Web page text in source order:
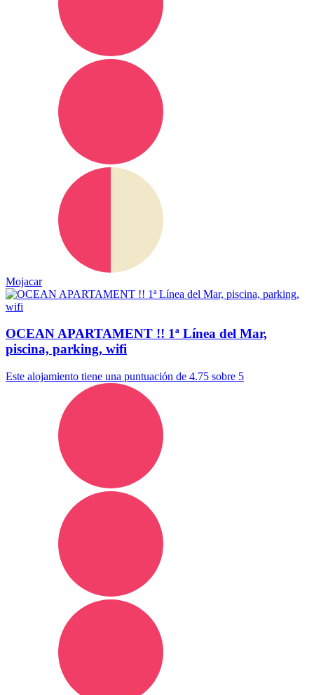
Mojacar
OCEAN APARTAMENT !! 1ª Línea del Mar,
piscina, parking, wifi
Este alojamiento tiene una puntuación de 4.75 sobre 5